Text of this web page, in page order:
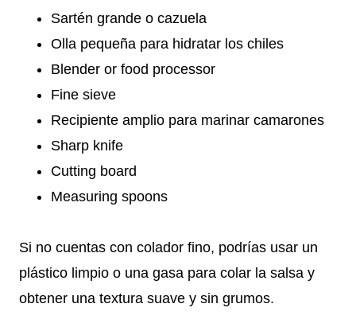
Sartén grande o cazuela
Olla pequeña para hidratar los chiles
Blender or food processor
Fine sieve
Recipiente amplio para marinar camarones
Sharp knife
Cutting board
Measuring spoons
Si no cuentas con colador fino, podrías usar un
plástico limpio o una gasa para colar la salsa y
obtener una textura suave y sin grumos.